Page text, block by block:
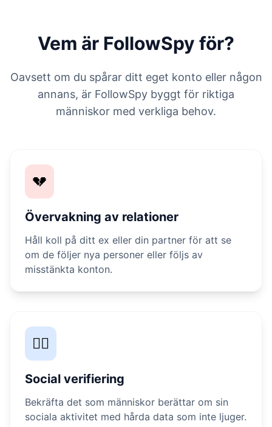
Vem är FollowSpy för?
Oavsett om du spårar ditt eget konto eller någon
annans, är FollowSpy byggt för riktiga
människor med verkliga behov.
💔
Övervakning av relationer
Håll koll på ditt ex eller din partner för att se
om de följer nya personer eller följs av
misstänkta konton.
🕵️‍♀️
Social verifiering
Bekräfta det som människor berättar om sin
sociala aktivitet med hårda data som inte ljuger.